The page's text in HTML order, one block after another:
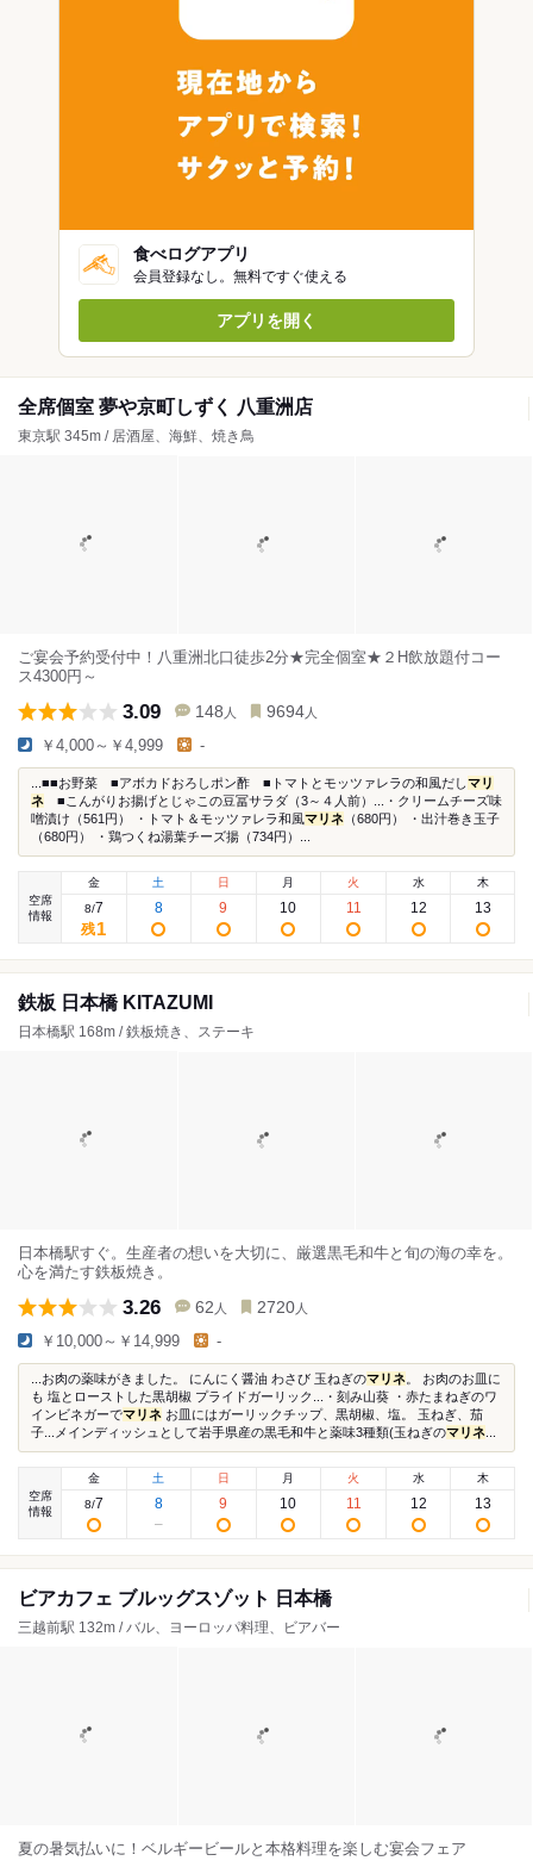
食べログアプリ
会員登録なし。無料ですぐ使える
アプリを開く
全席個室 夢や京町しずく 八重洲店
東京駅 345m / 居酒屋、海鮮、焼き鳥
ご宴会予約受付中！八重洲北口徒歩2分★完全個室★２H飲放題付コー
ス4300円～
3.09 148 人 9694 人
￥4,000～￥4,999 -
...■■お野菜 ■アボカドおろしポン酢 ■トマトとモッツァレラの和風だしマリ
ネ ■こんがりお揚げとじゃこの豆冨サラダ（3～４人前）...・クリームチーズ味
噌漬け（561円） ・トマト＆モッツァレラ和風マリネ （680円） ・出汁巻き玉子
（680円） ・鶏つくね湯葉チーズ揚（734円）...
空席
情報
金
8/7
残1
土
8
日
9
月
10
火
11
水
12
木
13
鉄板 日本橋 KITAZUMI
日本橋駅 168m / 鉄板焼き、ステーキ
日本橋駅すぐ。生産者の想いを大切に、厳選黒毛和牛と旬の海の幸を。
心を満たす鉄板焼き。
3.26 62 人 2720 人
￥10,000～￥14,999 -
...お肉の薬味がきました。 にんにく醤油 わさび 玉ねぎのマリネ 。 お肉のお皿に
も 塩とローストした黒胡椒 プライドガーリック...・刻み山葵 ・赤たまねぎのワ
インビネガーでマリネ お皿にはガーリックチップ、黒胡椒、塩。 玉ねぎ、茄
子...メインディッシュとして岩手県産の黒毛和牛と薬味3種類(玉ねぎのマリネ
空席
情報
金
8/7
土
8
日
9
月
10
火
11
水
12
木
13
ビアカフェ ブルッグスゾット 日本橋
三越前駅 132m / バル、ヨーロッパ料理、ビアバー
夏の暑気払いに！ベルギービールと本格料理を楽しむ宴会フェア